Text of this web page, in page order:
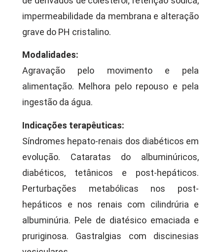
impermeabilidade da membrana e alteração
grave do PH cristalino.
Modalidades:
Agravação pelo movimento e pela
alimentação. Melhora pelo repouso e pela
ingestão da água.
Indicações terapêuticas:
Síndromes hepato-renais dos diabéticos em
evolução. Cataratas do albuminúricos,
diabéticos, tetânicos e post-hepáticos.
Perturbações metabólicas nos post-
hepáticos e nos renais com cilindrúria e
albuminúria. Pele de diatésico emaciada e
pruriginosa. Gastralgias com discinesias